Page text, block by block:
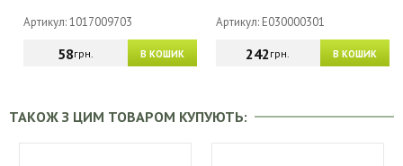
Артикул: 1017009703
В КОШИК
58грн.
Артикул: E030000301
В КОШИК
242грн.
ТАКОЖ З ЦИМ ТОВАРОМ КУПУЮТЬ: